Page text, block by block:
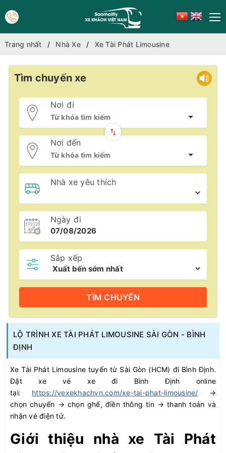
Trang nhất Nhà Xe Xe Tài Phát Limousine
Tìm chuyến xe
Nơi đi
Nơi đến
Nhà xe yêu thích
Ngày đi
Sắp xếp
TÌM CHUYẾN
LỘ TRÌNH XE TÀI PHÁT LIMOUSINE SÀI GÒN - BÌNH
ĐỊNH
Xe Tài Phát Limousine tuyến từ Sài Gòn (HCM) đi Bình Định.
Đặt xe vé xe đi Bình Định online
tại: https://vexekhachvn.com/xe-tai-phat-limousine/ →
chọn chuyến → chọn ghế, điền thông tin → thanh toán và
nhận vé điện tử.
Giới thiệu nhà xe Tài Phát